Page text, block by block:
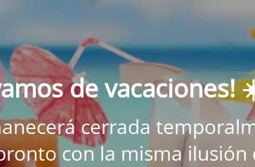
de vacaciones!
cerrada
con la misma ilusión